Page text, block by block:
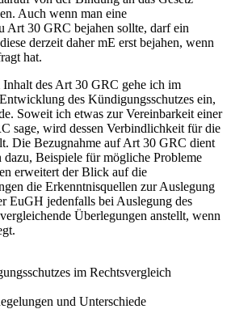
Auch wenn man eine
Art 30 GRC bejahen sollte, darf ein
derzeit daher mE erst bejahen, wenn
hat.
des Art 30 GRC gehe ich im
des Kündigungsschutzes ein,
Soweit ich etwas zur Vereinbarkeit einer
sage, wird dessen Verbindlichkeit für die
Die Bezugnahme auf Art 30 GRC dient
Beispiele für mögliche Probleme
erweitert der Blick auf die
die Erkenntnisquellen zur Auslegung
EuGH jedenfalls bei Auslegung des
Überlegungen anstellt, wenn
im Rechtsvergleich
und Unterschiede